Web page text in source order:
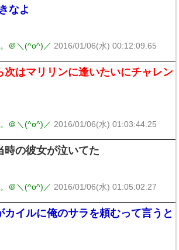
なよ
＠＼(^o^)／ 2016/01/06(水) 00:12:09.65
次はマリリンに逢いたいにチャレン
＠＼(^o^)／ 2016/01/06(水) 01:03:44.25
時の彼女が泣いてた
＠＼(^o^)／ 2016/01/06(水) 01:05:02.27
カイルに俺のサラを頼むって言うと